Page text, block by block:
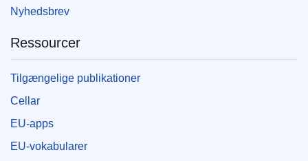
Nyhedsbrev
Ressourcer
Tilgængelige publikationer
Cellar
EU-apps
EU-vokabularer